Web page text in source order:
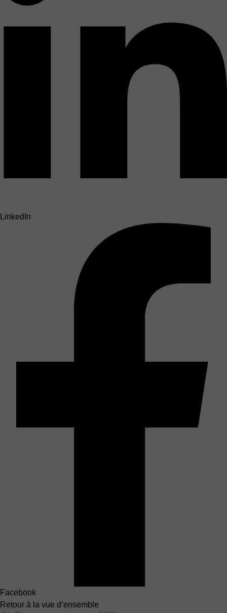
LinkedIn
Facebook
Retour à la vue d’ensemble